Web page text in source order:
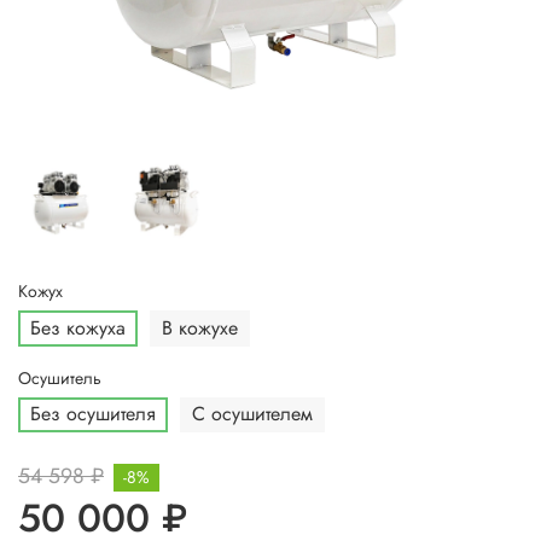
Кожух
Без кожуха В кожухе
Осушитель
Без осушителя С осушителем
54 598 ₽
50 000 ₽
-8%